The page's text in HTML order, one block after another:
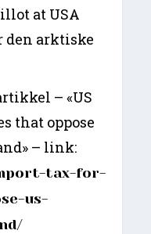
at USA
den arktiske
– «US
that oppose
– link:
tax-for-
us-